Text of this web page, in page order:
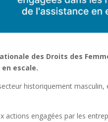
des Droits des
escale.
historiquement
actions engagées par les